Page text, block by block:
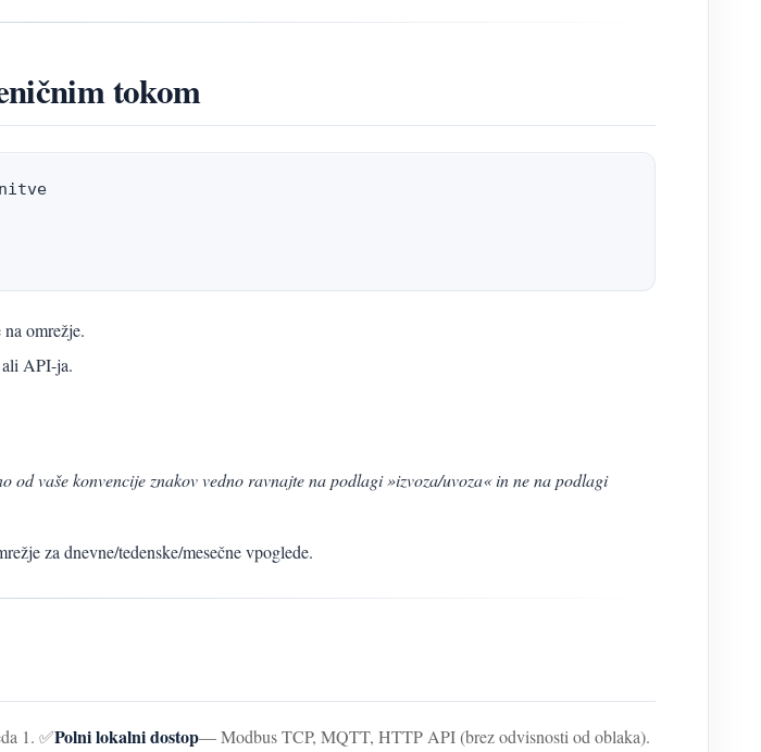
tokom
omrežje.
API-ja.
od vaše konvencije znakov vedno ravnajte na podlagi »izvoza/uvoza« in ne na podlagi
za dnevne/tedenske/mesečne vpoglede.
1. ✅Polni lokalni dostop— Modbus TCP, MQTT, HTTP API (brez odvisnosti od oblaka).